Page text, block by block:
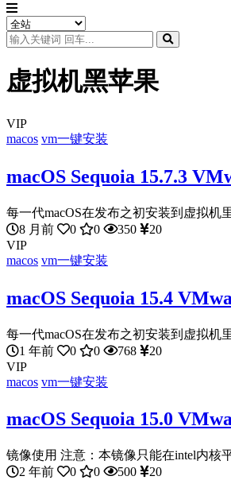
虚拟机黑苹果
VIP
macos vm一键安装
macOS Sequoia 15.7.3
每一代macOS在发布之初安装到虚拟机
8 月前
0 0 350
20
VIP
macos vm一键安装
macOS Sequoia 15.4
每一代macOS在发布之初安装到虚拟机
1 年前
0 0 768
20
VIP
macos vm一键安装
macOS Sequoia 15.0
镜像使用 注意：本镜像只能在intel内核
2 年前
0 0 500
20